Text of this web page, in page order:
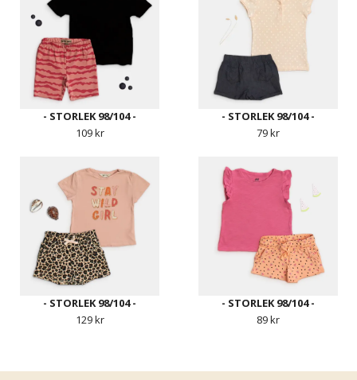
- STORLEK 98/104 -
109 kr
- STORLEK 98/104 -
79 kr
- STORLEK 98/104 -
129 kr
- STORLEK 98/104 -
89 kr